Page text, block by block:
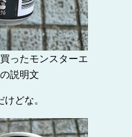
ったモンスターエ
説明文
どな。